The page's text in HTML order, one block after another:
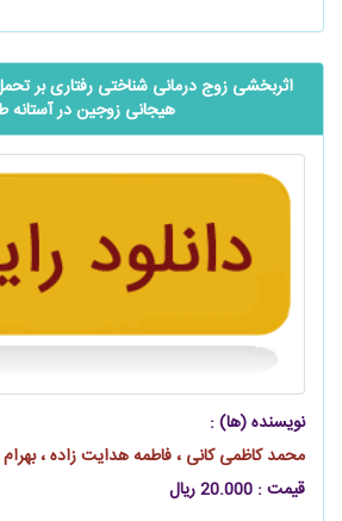
اثربخشی زوج درمانی شناختی رفتاری بر
هیجانی زوجین در ‏آستانه
نویسنده (ها) :
محمد کاظمی کانی ، فاطمه هدایت زاده ، بهرام
قیمت : 20.000 ریال